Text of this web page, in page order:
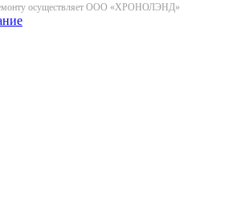
осуществляет ООО «ХРОНОЛЭНД»